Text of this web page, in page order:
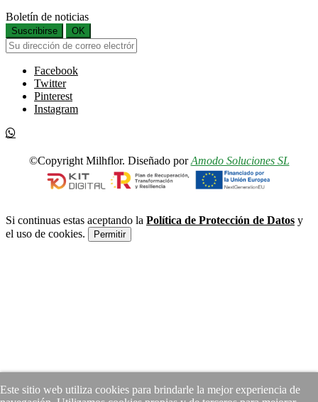
Este sitio web utiliza cookies para brindarle la mejor experiencia de
Boletín de noticias
Suscribirse OK
Facebook
Twitter
Pinterest
Instagram
©Copyright Milhflor. Diseñado porAmodo Soluciones SL
Si continuas estas aceptando la Política de Protección de Datos y
el uso de cookies.
Permitir